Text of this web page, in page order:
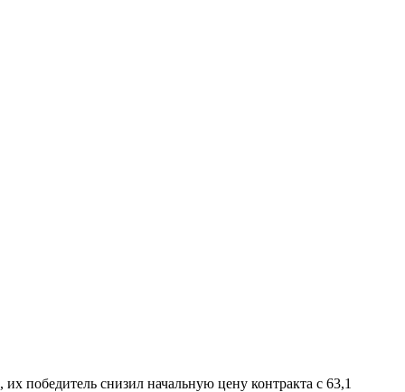
победитель снизил начальную цену контракта с 63,1